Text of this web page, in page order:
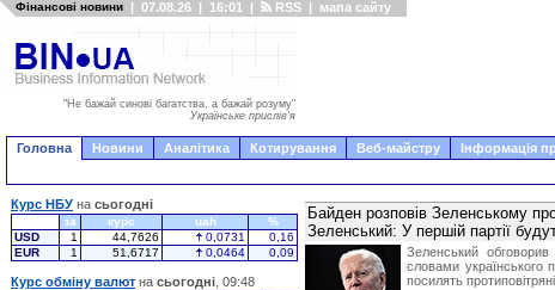
Фінансові новини | 07.08.26 | 16:01 | RSS | мапа сайту
"Не бажай синові багатства, а бажай розуму"
Українське прислів'я
Головна Новини Аналітика Котирування Веб-майстру Інформація
Байден розповів Зеленському
Зеленський: У першій партії
Зеленський
словами українського
посилять
Курс НБУ на сьогодні
за курс uah
%
USD
1 44,7626 0,0731
0,16
EUR
1 51,6717 0,0464 0,09
Курс обміну валют на сьогодні , 09:48